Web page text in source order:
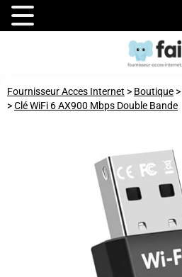
Fournisseur Acces Internet > Boutique >
>Clé WiFi 6 AX900 Mbps Double Bande